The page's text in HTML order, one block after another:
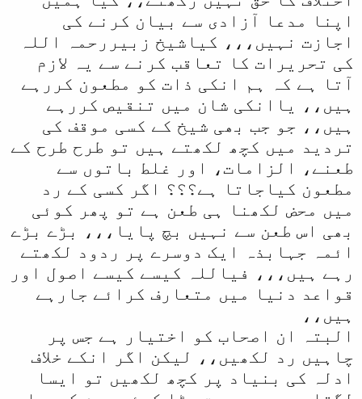
اپنا مدعا آزادی سے بیان کرنے کی
اجازت نہیں،،، کیاشیخ زبیررحمہ اللہ
کی تحریرات کا تعاقب کرنے سے یہ لازم
آتا ہے کہ ہم انکی ذات کو مطعون کررہے
ہیں،، یاانکی شان میں تنقیص کررہے
ہیں،، جو جب بھی شیخ کے کسی موقف کی
تردید میں کچھ لکھتے ہیں تو طرح طرح کے
طعنے، الزامات، اور غلط باتوں سے
مطعون کیاجاتا ہے؟؟؟ اگر کسی کے رد
میں محض لکھنا ہی طعن ہے تو پھر کوئی
بھی اس طعن سے نہیں بچ پایا،،، بڑے بڑے
ائمہ جہابذہ ایک دوسرے پر ردود لکھتے
رہے ہیں،،، فیاللہ کیسے کیسے اصول اور
قواعد دنیا میں متعارف کرائے جارہے
ہیں،،
البتہ ان اصحاب کو اختیار ہے جس پر
چاہیں رد لکھیں،، لیکن اگر انکے خلاف
ادلہ کی بنیاد پر کچھ لکھیں تو ایسا